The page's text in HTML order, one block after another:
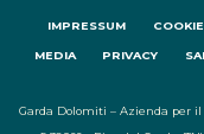
IMPRESSUM
MEDIA PRIVACY
Garda Dolomiti – Azienda per il